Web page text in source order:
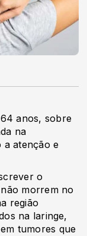
anos, sobre
na
a atenção e
o
morrem no
região
na laringe,
tumores que